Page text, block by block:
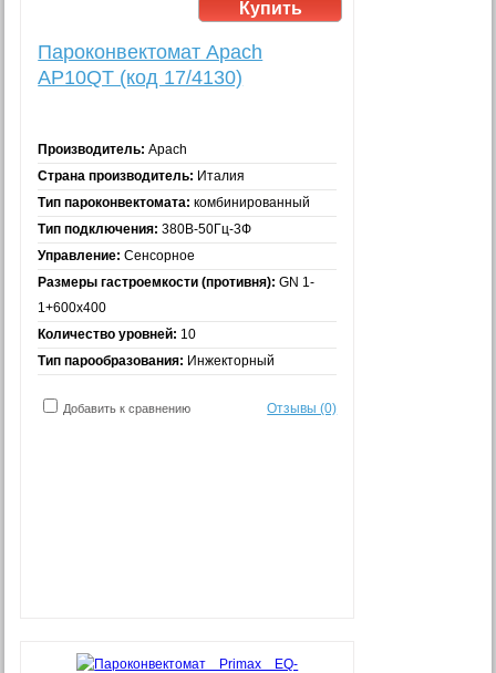
Пароконвектомат Apach
AP10QT (код 17/4130)
Производитель: Apach
Страна производитель: Италия
Тип пароконвектомата: комбинированный
Тип подключения: 380В-50Гц-3Ф
Управление: Сенсорное
Размеры гастроемкости (противня): GN 1-
1+600x400
Количество уровней: 10
Тип парообразования: Инжекторный
Добавить к сравнению Отзывы (0)